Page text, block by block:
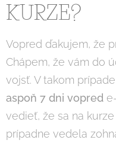
KURZE?
Vopred ďakujem, že
Chápem, že vám do
vojsť. V takom
aspoň 7 dni vopred
vedieť, že sa na
prípadne vedela